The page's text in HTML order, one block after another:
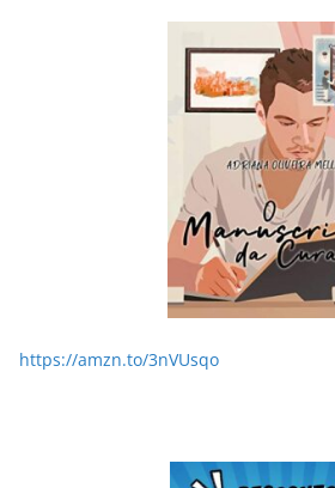
Dupla de inspiração: explorando
Adriana
https://amzn.to/3nVUsqo